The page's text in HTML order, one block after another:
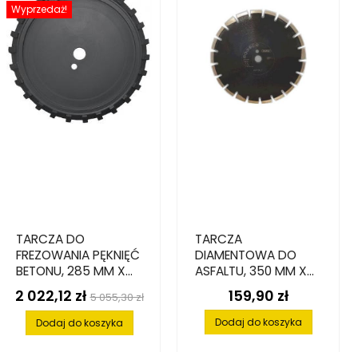
Wyprzedaż!
TARCZA DO
FREZOWANIA PĘKNIĘĆ
BETONU, 285 MM X
25.4 MM
Cena
2 022,12 zł Cena
podstawowa
5 055,30 zł
Dodaj do koszyka
TARCZA
DIAMENTOWA DO
ASFALTU, 350 MM X
25.4 MMCena
159,90 zł
Dodaj do koszyka